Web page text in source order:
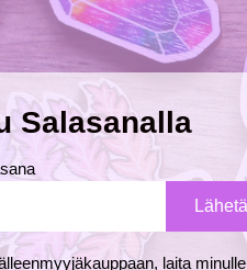
Salasanalla
laita minulle